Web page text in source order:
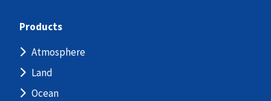
Products
Atmosphere
Land
Ocean